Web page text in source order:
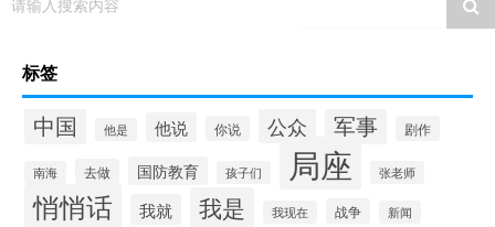
请输入搜索内容
标签
中国 他是 他说 你说 公众 军事 剧作
南海 去做 国防教育 孩子们 局座 张老师
悄悄话 我就 我是 我现在 战争 新闻